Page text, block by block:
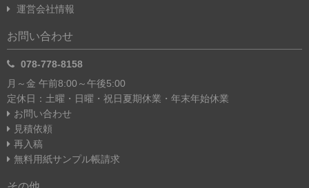
運営会社情報
お問い合わせ
078-778-8158
月～金 午前8:00～午後5:00
定休日：土曜・日曜・祝日 夏期休業・年末年始休業
お問い合わせ
見積依頼
再入稿
無料用紙サンプル帳請求